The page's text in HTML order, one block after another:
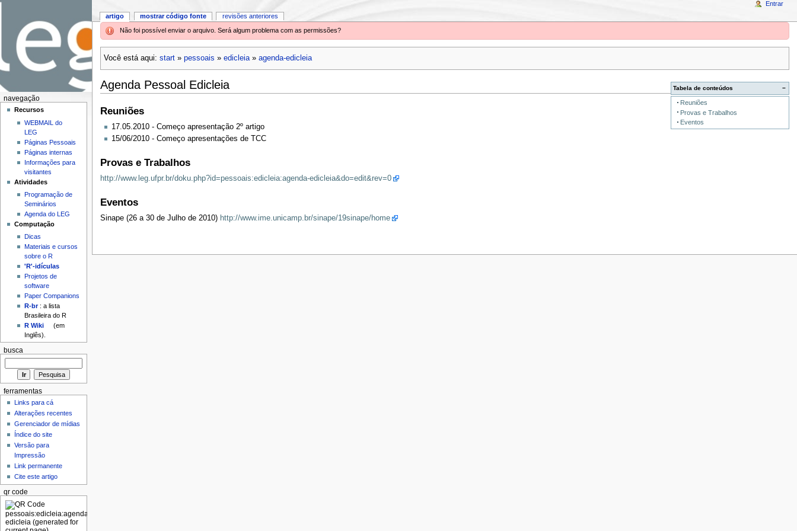
Não foi possível enviar o arquivo. Será algum problema com as permissões?
Você está aqui: start» pessoais » edicleia» agenda-edicleia
−
Tabela de conteúdos
Reuniões
Provas e Trabalhos
Eventos
Agenda Pessoal Edicleia
Reuniões
17.05.2010 - Começo apresentação 2º artigo
15/06/2010 - Começo apresentações de TCC
Provas e Trabalhos
http://www.leg.ufpr.br/doku.php?id=pessoais:edicleia:agenda-edicleia&do=edit&rev=0
Eventos
Sinape (26 a 30 de Julho de 2010) http://www.ime.unicamp.br/sinape/19sinape/home
artigo mostrar código fonte revisões anteriores
Entrar
navegação
Recursos
WEBMAIL do
LEG
Páginas Pessoais
Páginas internas
Informações para
visitantes
Atividades
Programação de
Seminários
Agenda do LEG
Computação
Dicas
Materiais e cursos
sobre o R
'R'-idículas
Projetos de
software
Paper Companions
R-br: a lista
Brasileira do R
R Wiki
(em
Inglês).
busca
ferramentas
Links para cá
Alterações recentes
Gerenciador de mídias
Índice do site
Versão para
Impressão
Link permanente
Cite este artigo
qr code